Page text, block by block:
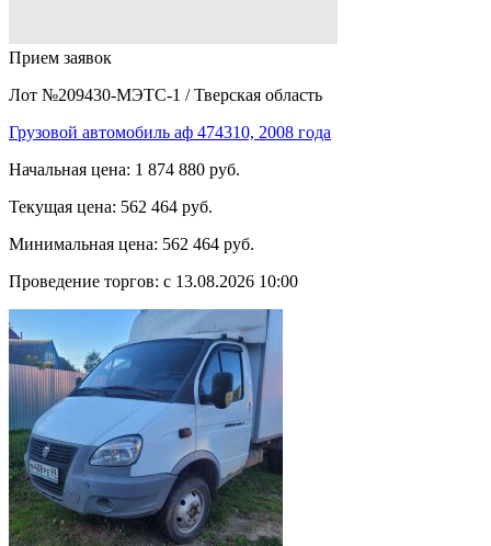
Прием заявок
Лот №209430-МЭТС-1 / Тверская область
Грузовой автомобиль аф 474310, 2008 года
Начальная цена: 1 874 880 руб.
Текущая цена: 562 464 руб.
Минимальная цена: 562 464 руб.
Проведение торгов: с 13.08.2026 10:00